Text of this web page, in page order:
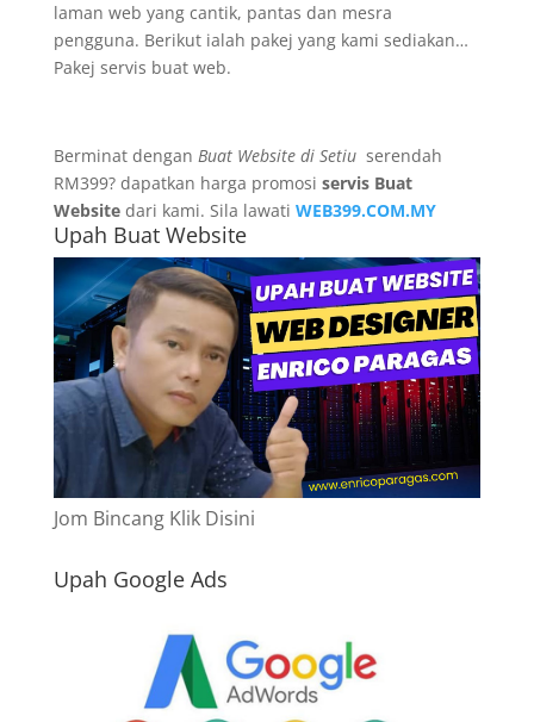
laman web yang cantik, pantas dan mesra
pengguna. Berikut ialah pakej yang kami sediakan…
Pakej servis buat web.
Berminat dengan Buat Website di Setiu serendah
RM399? dapatkan harga promosi servis Buat
Websitedari kami. Sila lawati WEB399.COM.MY
Upah Buat Website
Jom Bincang Klik Disini
Upah Google Ads